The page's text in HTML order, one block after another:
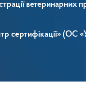
ветеринарних
сертифікації» (ОС